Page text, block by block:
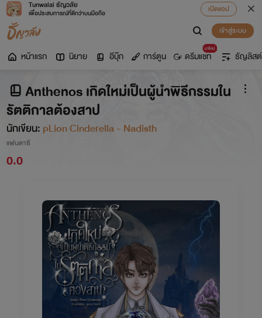
Tunwalai ธัญวลัย
เพื่อประสบการณ์ที่ดีกว่าบนมือถือ
เปิดแอป
เข้าสู่ระบบ
หน้าแรก นิยาย อีบุ๊ก การ์ตูน
มาใหม่
ดรีมแชท ธัญลิสต์
Anthenos เกิดใหม่เป็นผู้นำพิธีกรรมใน
รัตติกาลต้องสาป
นักเขียน: pLion Cinderella - Nadisth
แฟนตาซี
0.0